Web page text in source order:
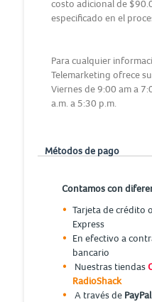
costo adicional de
especificado en el
Para cualquier
Telemarketing ofrece
Viernes de 9:00 am a
a.m. a 5:30 p.m.
Métodos de pago
Contamos con
Tarjeta de crédito
Express
En efectivo a
bancario
Nuestras tiendas
RadioShack
A través de PayPal